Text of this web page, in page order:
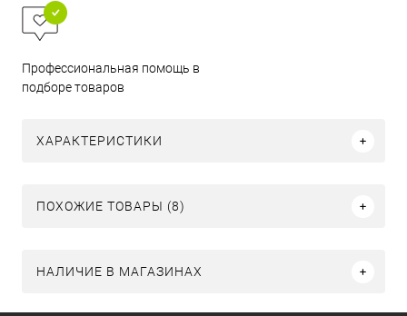
Профессиональная помощь в
подборе товаров
ХАРАКТЕРИСТИКИ
ПОХОЖИЕ ТОВАРЫ (8)
НАЛИЧИЕ В МАГАЗИНАХ